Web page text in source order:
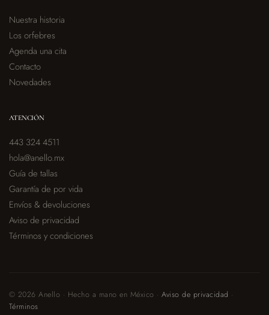
Nuestra historia
Los orfebres
Agenda una cita
Contacto
Novedades
ATENCIÓN
443 324 4511
hola@anello.mx
Guía de tallas
Garantía de por vida
Envíos & devoluciones
Aviso de privacidad
Términos y condiciones
© 2026 Anello · Hecho a mano en México ·Aviso de privacidad ·
Términos